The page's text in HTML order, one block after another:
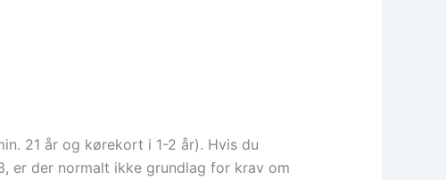
21 år og kørekort i 1-2 år). Hvis du
er der normalt ikke grundlag for krav om